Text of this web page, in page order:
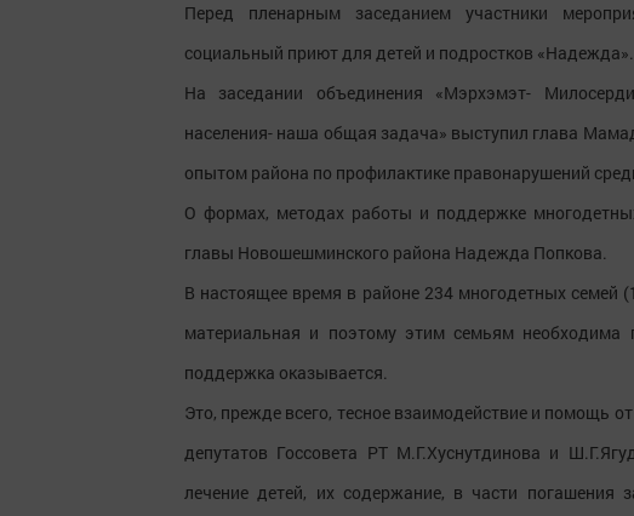
Перед пленарным заседанием участники
социальный приют для детей и подростков «Надежда».
На заседании объединения «Мэрхэмэт-
населения- наша общая задача» выступил глава
опытом района по профилактике правонарушений
О формах, методах работы и поддержке
главы Новошешминского района Надежда Попкова.
В настоящее время в районе 234 многодетных семей
материальная и поэтому этим семьям
поддержка оказывается.
Это, прежде всего, тесное взаимодействие и помощь
депутатов Госсовета РТ М.Г.Хуснутдинова и
лечение детей, их содержание, в части погашения